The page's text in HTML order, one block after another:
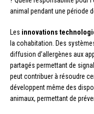
animal pendant une période
Les innovations
la cohabitation. Des
diffusion d’allergènes aux
partagés permettant de
peut contribuer à résoudre
développent même des
animaux, permettant de